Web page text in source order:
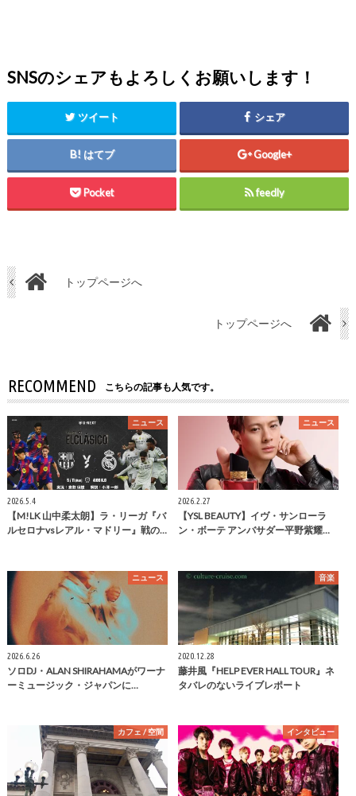
SNSのシェアもよろしくお願いします！
ツイート シェア
はてブ Google+
Pocket feedly
トップページへ
トップページへ
RECOMMEND こちらの記事も人気です。
ニュース
2026.5.4
【M!LK 山中柔太朗】ラ・リーガ『バ
ルセロナvsレアル・マドリー』戦の…
ニュース
2026.2.27
【YSL BEAUTY】イヴ・サンローラ
ン・ボーテ アンバサダー平野紫耀…
ニュース
2026.6.26
ソロDJ・ALAN SHIRAHAMAがワーナ
ーミュージック・ジャパンに…
音楽
2020.12.28
藤井風『HELP EVER HALL TOUR』ネ
タバレのないライブレポート
カフェ / 空間 インタビュー